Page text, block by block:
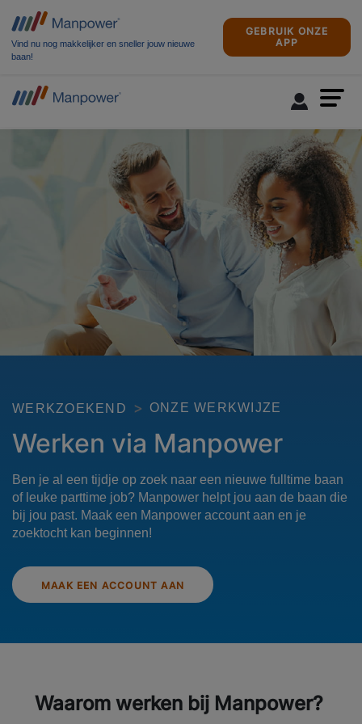
Vind nu nog makkelijker en sneller jouw nieuwe
baan!
GEBRUIK ONZE
APP
WERKZOEKEND ONZE WERKWIJZE
Werken via Manpower
Ben je al een tijdje op zoek naar een nieuwe fulltime baan
of leuke parttime job? Manpower helpt jou aan de baan die
bij jou past. Maak een Manpower account aan en je
zoektocht kan beginnen!
MAAK EEN ACCOUNT AAN
Waarom werken bij Manpower?